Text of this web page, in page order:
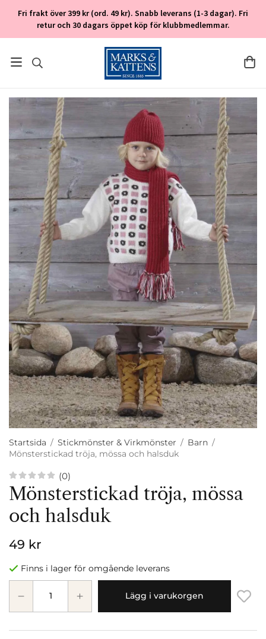
Fri frakt över 399 kr (ord. 49 kr). Snabb leverans (1-3 dagar). Fri
retur och 30 dagars öppet köp för klubbmedlemmar.
Startsida / Stickmönster & Virkmönster / Barn /
Mönsterstickad tröja, mössa och halsduk
(0)
Mönsterstickad tröja, mössa
och halsduk
49 kr
Finns i lager för omgående leverans
Lägg i varukorgen